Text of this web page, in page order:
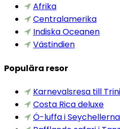
Afrika
Centralamerika
Indiska Oceanen
Västindien
Populära resor
Karnevalsresa till
Costa Rica deluxe
Ö-luffa i Seychellerna